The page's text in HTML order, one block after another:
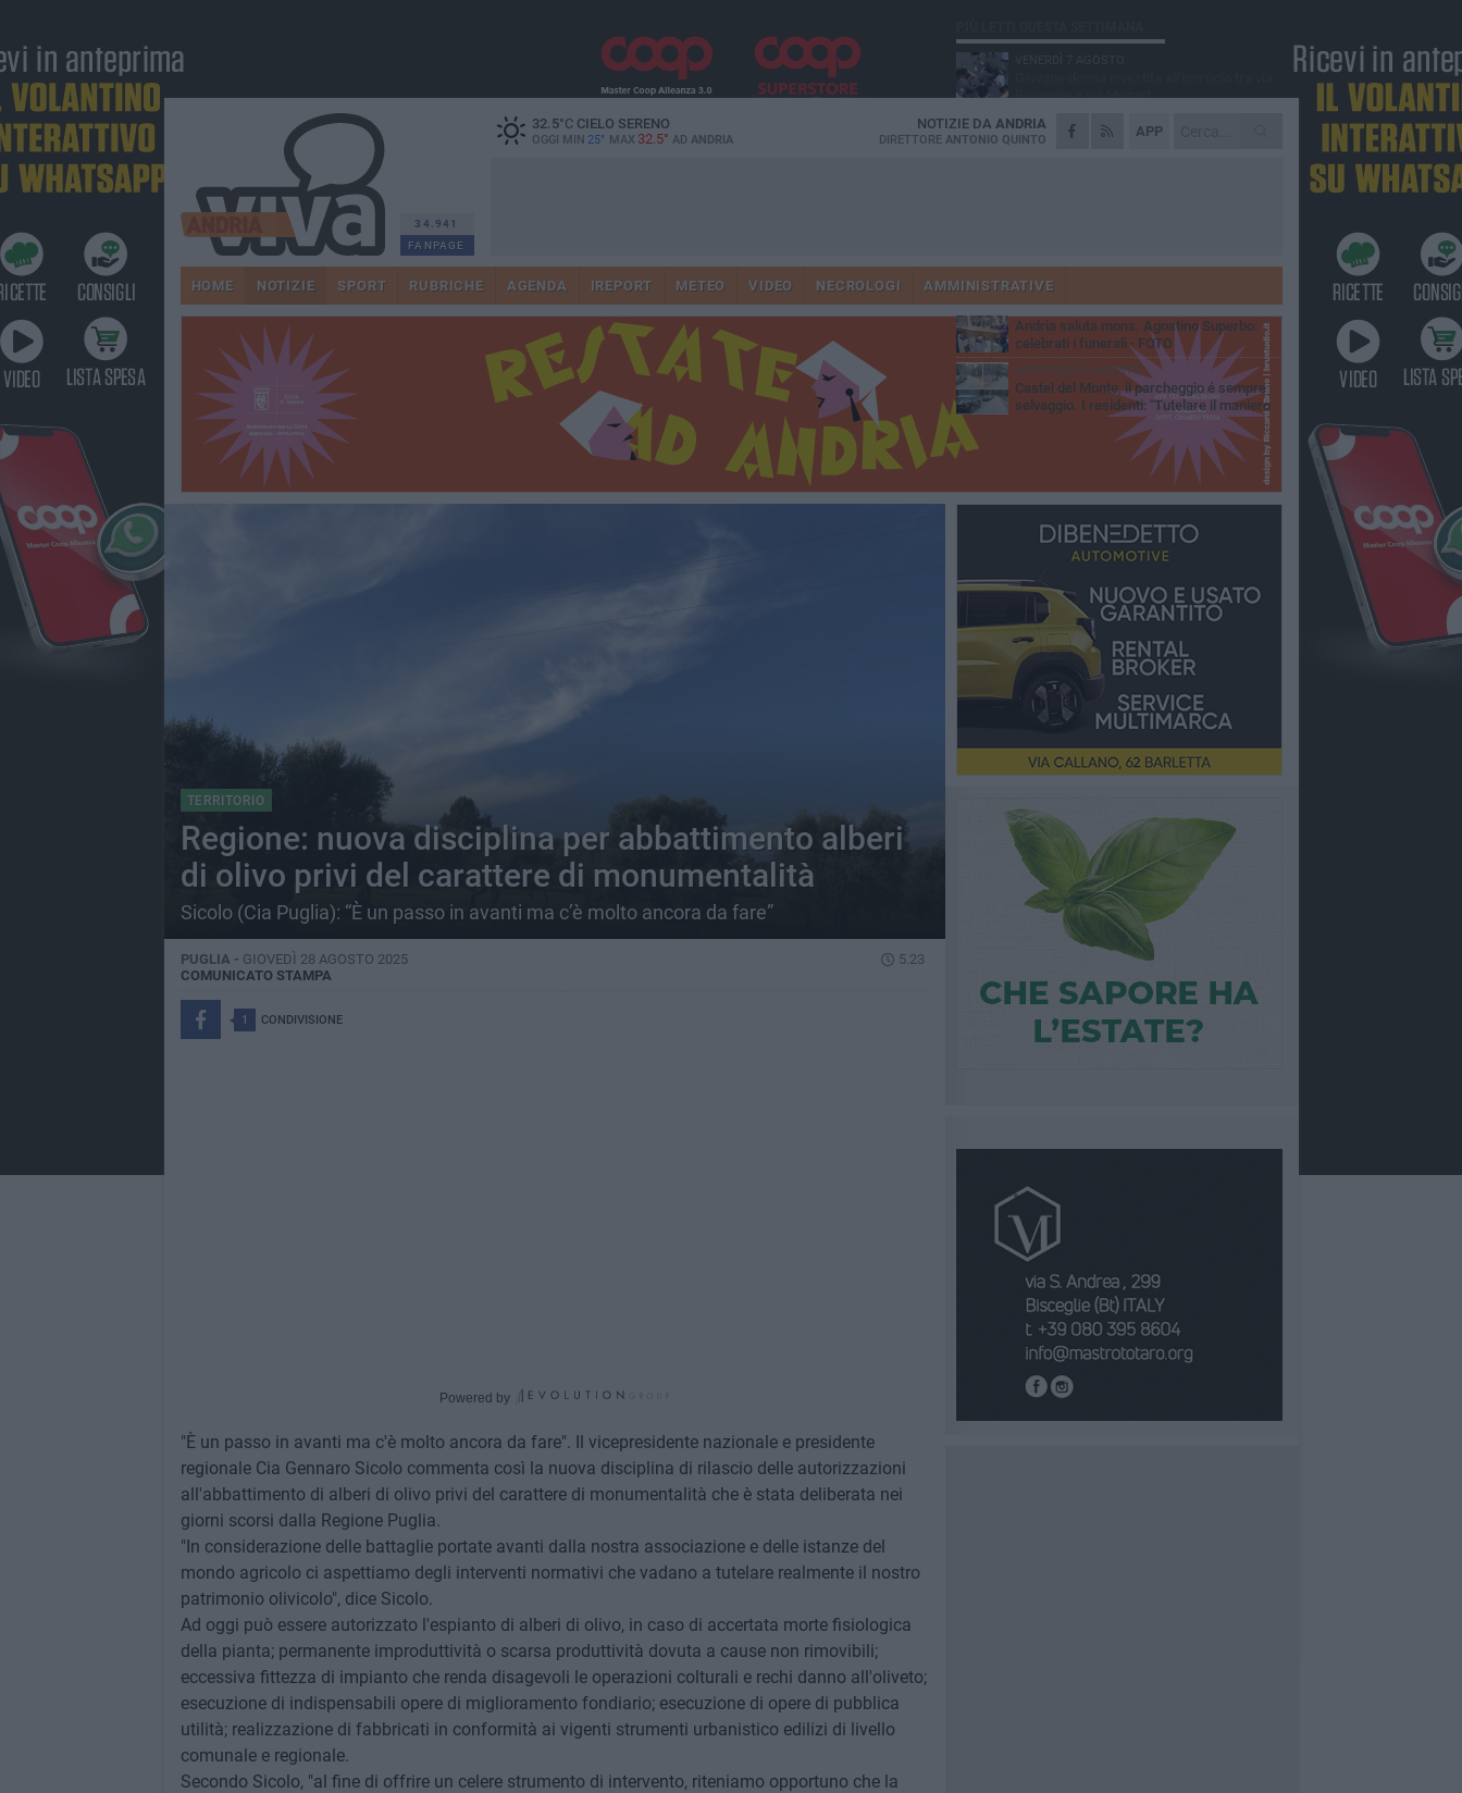
34.941
FANPAGE
32.5°CCIELO SERENO
OGGI MIN 25° MAX 32.5° AD ANDRIA
APP
NOTIZIE DA ANDRIA
DIRETTORE ANTONIO QUINTO
HOME NOTIZIE SPORT RUBRICHE AGENDA IREPORT METEO VIDEO NECROLOGI AMMINISTRATIVE
TERRITORIO
Regione: nuova disciplina per abbattimento alberi
di olivo privi del carattere di monumentalità
Sicolo (Cia Puglia): “È un passo in avanti ma c’è molto ancora da fare”
PUGLIA - GIOVEDÌ 28 AGOSTO 2025
5.23
COMUNICATO STAMPA
1 CONDIVISIONE
Powered by
"È un passo in avanti ma c'è molto ancora da fare". Il vicepresidente nazionale e presidente
regionale Cia Gennaro Sicolo commenta così la nuova disciplina di rilascio delle autorizzazioni
all'abbattimento di alberi di olivo privi del carattere di monumentalità che è stata deliberata nei
giorni scorsi dalla Regione Puglia.
"In considerazione delle battaglie portate avanti dalla nostra associazione e delle istanze del
mondo agricolo ci aspettiamo degli interventi normativi che vadano a tutelare realmente il nostro
patrimonio olivicolo", dice Sicolo.
Ad oggi può essere autorizzato l'espianto di alberi di olivo, in caso di accertata morte fisiologica
della pianta; permanente improduttività o scarsa produttività dovuta a cause non rimovibili;
eccessiva fittezza di impianto che renda disagevoli le operazioni colturali e rechi danno all'oliveto;
esecuzione di indispensabili opere di miglioramento fondiario; esecuzione di opere di pubblica
utilità; realizzazione di fabbricati in conformità ai vigenti strumenti urbanistico edilizi di livello
comunale e regionale.
Secondo Sicolo, "al fine di offrire un celere strumento di intervento, riteniamo opportuno che la
Bisceglie e via Mozart
MARTEDÌ 4 AGOSTO
Cattivo odore dall’abitazione, la macabra
Si potenzia la dotazione organica della
Polizia di Stato nella Bat
MARTEDÌ 4 AGOSTO
Andria saluta mons. Agostino Superbo:
celebrati i funerali - FOTO
MERCOLEDÌ 5 AGOSTO
Castel del Monte, il parcheggio é sempre
selvaggio. I residenti: "Tutelare il maniero
tra vivibilità e rispetto del paesaggio"